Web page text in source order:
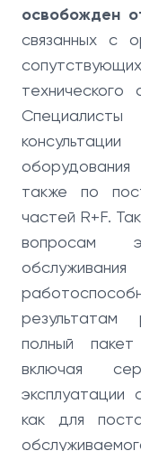
освобожден
связанных с
технического
также по
частей R+F.
вопросам
полный
включая
эксплуатации
как для